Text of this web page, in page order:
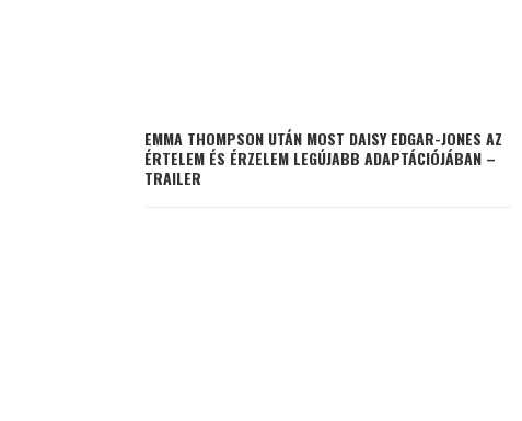
EMMA THOMPSON UTÁN MOST DAISY EDGAR-JONES AZ
ÉRTELEM ÉS ÉRZELEM LEGÚJABB ADAPTÁCIÓJÁBAN –
TRAILER